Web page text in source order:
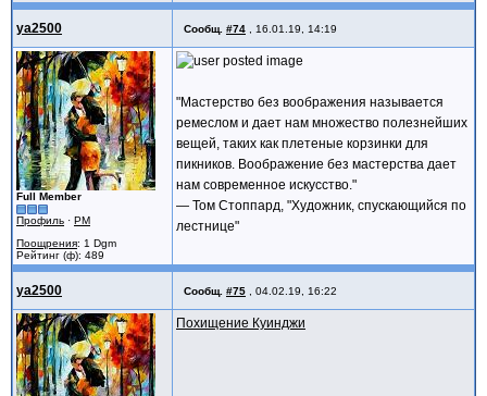
ya2500 Сообщ. #74 16.01.19, 14:19
Full Member
Профиль · PM
Поощрения: 1 Dgm
Рейтинг (ф): 489
"Мастерство без воображения называется
ремеслом и дает нам множество полезнейших
вещей, таких как плетеные корзинки для
пикников. Воображение без мастерства дает
нам современное искусство."
— Том Стоппард, "Художник, спускающийся по
лестнице"
ya2500 Сообщ. #75 04.02.19, 16:22
Похищение Куинджи